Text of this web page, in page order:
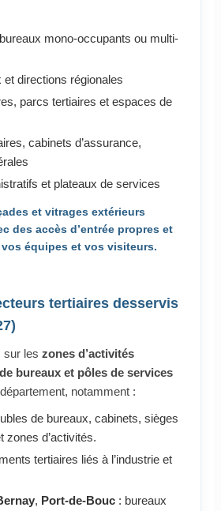
mono-occupants ou multi-
et directions régionales
parcs tertiaires et espaces de
cabinets d’assurance,
et plateaux de services
et vitrages extérieurs
des accès d’entrée propres et
équipes et vos visiteurs.
tertiaires desservis
sur les zones d’activités
bureaux et pôles de services
notamment :
de bureaux, cabinets, sièges
zones d’activités.
tertiaires liés à l’industrie et
, Port-de-Bouc: bureaux